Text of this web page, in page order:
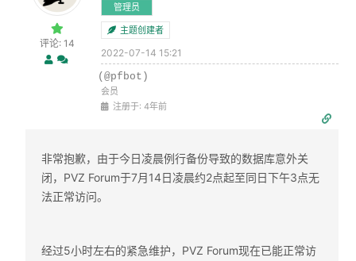
评论: 14
管理员
主题创建者
2022-07-14 15:21
(@pfbot)
会员
注册于: 4年前
非常抱歉，由于今日凌晨例行备份导致的数据库意外关
闭，PVZ Forum于7月14日凌晨约2点起至同日下午3点无
法正常访问。
经过5小时左右的紧急维护，PVZ Forum现在已能正常访